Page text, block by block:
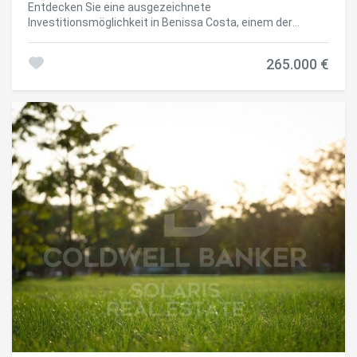
Entdecken Sie eine ausgezeichnete
Investitionsmöglichkeit in Benissa Costa, einem der
ideale Umgebung, um eine exklusive, freistehende Villa zu
Baufähigkeit ermöglicht es Ihnen, ein Haus von bis zu 206
m² über zwei Stockwerke zu errichten, mit Platz für
Schwimmbad, Terrassen und Gärten, was Ihnen die
Sicherheit bietet, Ihr Projekt mit vollständiger
städtebaulicher Sicherheit zu entwickeln. Die privilegierte
Lage, nur wenige Minuten von Cala Advocat, Cala Baladrar,
Moraira und Calpe entfernt, vereint Privatsphäre,
Lebensqualität und eine ausgezeichnete Verbindung zu
allen Dienstleistungen. Darüber hinaus macht die hohe
internationale Nachfrage in der Region dieses Grundstück
zu einer großartigen Gelegenheit, sowohl eine
Privatwohnung als auch ein Investitionsprojekt zu
entwickeln. Schlüsselmerkmale -Konsolidiertes
Stadtgrundstück von 826 m² -Bestätigte Bebaubarkeit
von 206 m² auf zwei Stockwerken -Einfamilienhaus -
Maximale Auslastung von 20 % -Direkter Zugang von der
265.000 €